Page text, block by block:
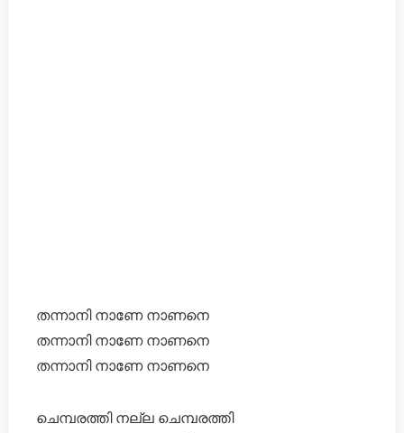
തന്നാനി നാണേ നാണനെ
തന്നാനി നാണേ നാണനെ
തന്നാനി നാണേ നാണനെ
ചെമ്പരത്തി നല്ല ചെമ്പരത്തി